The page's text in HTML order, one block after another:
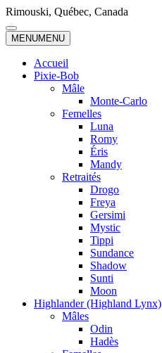
Skip
to
content
Rimouski, Québec, Canada
MENUMENU
Accueil
Pixie-Bob
Mâle
Monte-Carlo
Femelles
Luna
Romy
Éris
Mandy
Retraités
Drogo
Freya
Gersimi
Mystic
Tippi
Sundance
Shadow
Sunti
Moon
Highlander (Highland Lynx)
Mâles
Odin
Hadès